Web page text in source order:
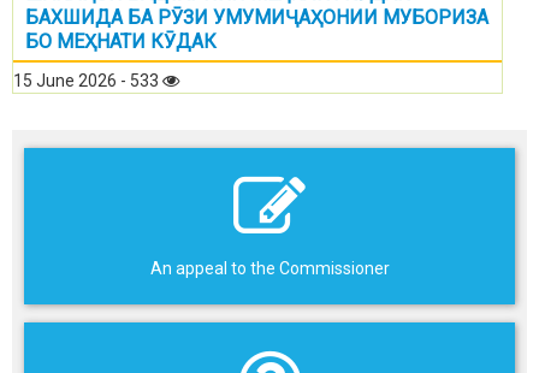
БАХШИДА БА РӮЗИ УМУМИҶАҲОНИИ МУБОРИЗА
БО МЕҲНАТИ КӮДАК
15 June 2026 - 533
An appeal to the Commissioner